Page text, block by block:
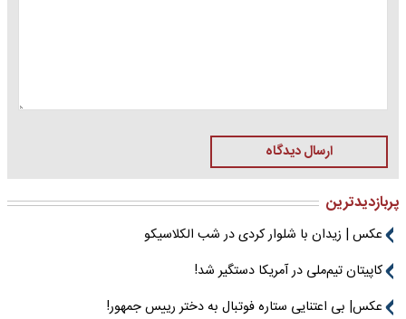
ارسال دیدگاه
پربازدیدترین
عکس | زیدان با شلوار کردی در شب الکلاسیکو
کاپیتان تیم‌ملی در آمریکا دستگیر شد!
عکس| بی اعتنایی ستاره فوتبال به دختر رییس جمهور!